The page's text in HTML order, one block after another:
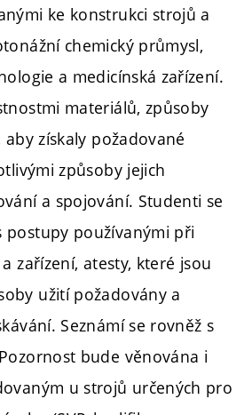
ke konstrukci strojů a
chemický průmysl,
a medicínská zařízení.
materiálů, způsoby
získaly požadované
způsoby jejich
a spojování. Studenti se
postupy používanými při
zařízení, atesty, které jsou
užití požadovány a
Seznámí se rovněž s
bude věnována i
u strojů určených pro